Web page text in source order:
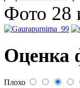
Фото 28
Оценка
Плохо